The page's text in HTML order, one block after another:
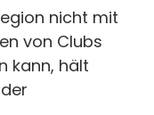
nicht mit
von Clubs
kann, hält